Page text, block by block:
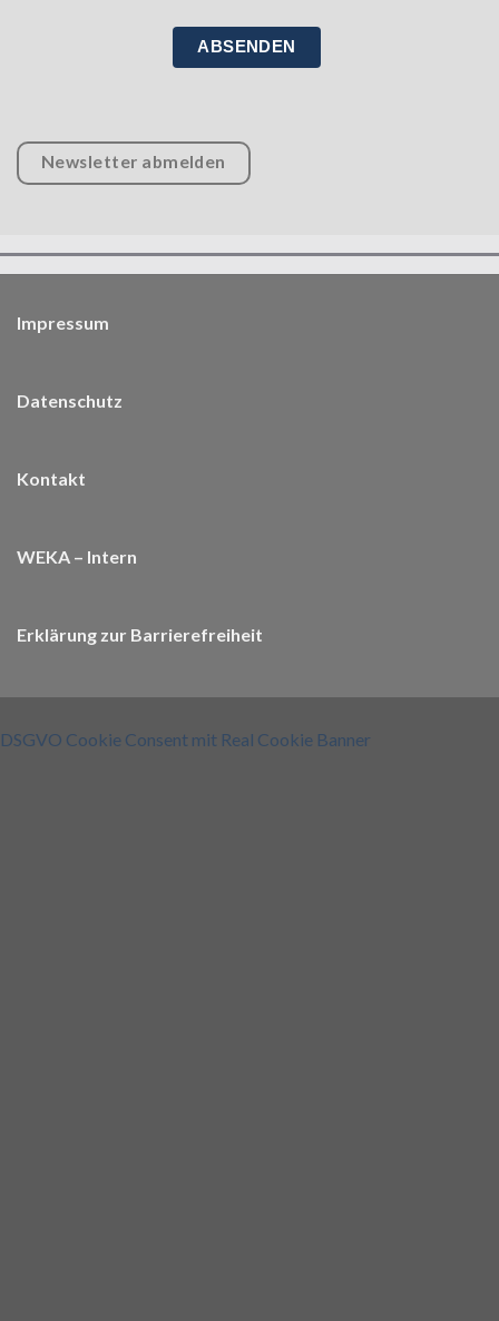
ABSENDEN
Newsletter abmelden
Impressum
Datenschutz
Kontakt
WEKA – Intern
Erklärung zur Barrierefreiheit
DSGVO Cookie Consent mit Real Cookie Banner